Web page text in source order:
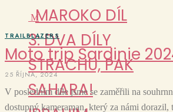
MAROKO DÍL
3: DVA DÍLY
STRACHU, PAK
SAHARA!
M
TRAILBLAZERS
Moto trip Sardinie
25 ŘÍJNA, 2024
V posledním díle jsme se zaměřili na
dostupný kameraman, který za námi